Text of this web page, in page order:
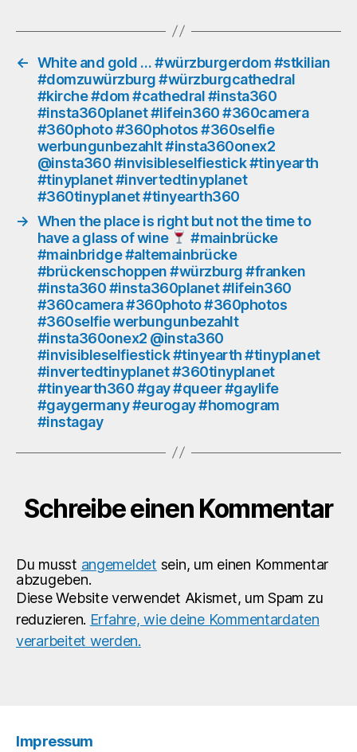
#360selfie
werbungunbezahlt
#insta360onex2
@insta360
#invisibleselfiestick
#tinyearth
#tinyplanet
#invertedtinyplanet
#tinyearth360
#gay
#gaylife
#gaygermany
#eurogay
← White and gold … #würzburgerdom #stkilian
#domzuwürzburg #würzburgcathedral
#kirche #dom #cathedral #insta360
#insta360planet #lifein360 #360camera
#360photo #360photos #360selfie
werbungunbezahlt #insta360onex2
@insta360 #invisibleselfiestick #tinyearth
#tinyplanet #invertedtinyplanet
#360tinyplanet #tinyearth360
→ When the place is right but not the time to
have a glass of wine
#mainbrücke
#mainbridge #altemainbrücke
#brückenschoppen #würzburg #franken
#insta360 #insta360planet #lifein360
#360camera #360photo #360photos
#360selfie werbungunbezahlt
#insta360onex2 @insta360
#invisibleselfiestick #tinyearth #tinyplanet
#invertedtinyplanet #360tinyplanet
#tinyearth360 #gay #queer #gaylife
#gaygermany #eurogay #homogram
#instagay
Schreibe einen Kommentar
Du musst angemeldet sein, um einen Kommentar
abzugeben.
Diese Website verwendet Akismet, um Spam zu
reduzieren. Erfahre, wie deine Kommentardaten
verarbeitet werden.
Impressum